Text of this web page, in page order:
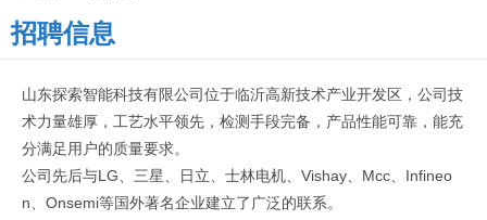
招聘信息
山东探索智能科技有限公司位于临沂高新技术产业开发区，公司技
术力量雄厚，工艺水平领先，检测手段完备，产品性能可靠，能充
分满足用户的质量要求。
公司先后与LG、三星、日立、士林电机、Vishay、Mcc、Infineo
n、Onsemi等国外著名企业建立了广泛的联系。